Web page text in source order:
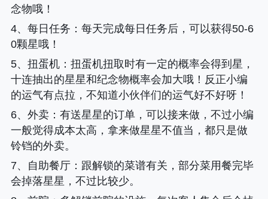
念物哦！
4、 每日任务 ：每天完成每日任务后，可以获得50-6
0颗星哦！
5、 扭蛋机：扭蛋机扭取时有一定的概率会得到星，
十连抽出的星星和纪念物概率会加大哦！反正小编
的运气有点拉，不知道小伙伴们的运气好不好呀！
6、 外卖：有送星星的订单，可以接来做，不过小编
一般觉得成本太高，拿来做星星不值当，都只是做
铃铛的外卖。
7、
自助餐厅：跟解锁的菜谱有关，部分菜用餐完毕
会掉落星星，不过比较少。